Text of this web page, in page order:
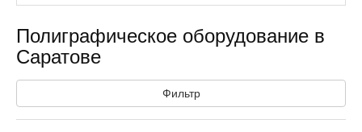
Полиграфическое оборудование в
Саратове
Фильтр